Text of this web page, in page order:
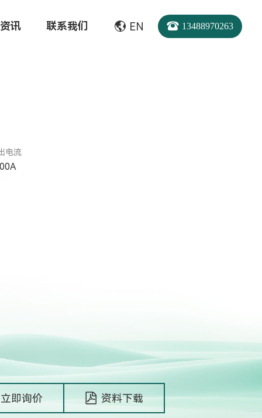
讯 联系我们 EN 13488970263
电流
立即询价 资料下载